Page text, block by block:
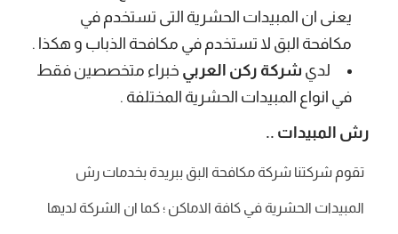
يعنى ان المبيدات الحشرية التى تستخدم في
مكافحة البق لا تستخدم في مكافحة الذباب و هكذا .
لدي شركة ركن العربي خبراء متخصصين فقط
في انواع المبيدات الحشرية المختلفة .
رش المبيدات ..
تقوم شركتنا شركة مكافحة البق ببريدة بخدمات رش
المبيدات الحشرية في كافة الاماكن ؛ كما ان الشركة لديها